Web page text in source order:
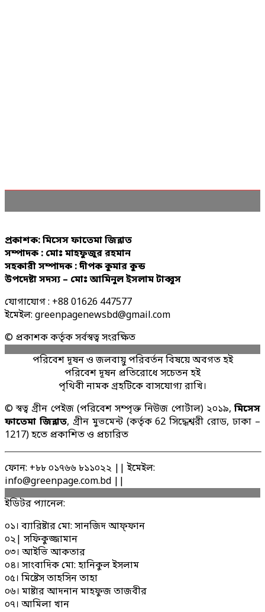
প্রকাশক: মিসেস ফাতেমা জিন্নাত
সম্পাদক : মোঃ মাহফুজুর রহমান
সহকারী সম্পাদক : দীপক কুমার কুন্ড
উপদেষ্টা সদস্য – মোঃ আমিনুল ইসলাম টাব্বুস
যোগাযোগ : +88 01626 447577
ইমেইল: greenpagenewsbd@gmail.com
© প্রকাশক কর্তৃক সর্বস্বত্ব সংরক্ষিত
পরিবেশ দূষন ও জলবায়ু পরিবর্তন বিষয়ে অবগত হই
পরিবেশ দূষন প্রতিরোধে সচেতন হই
পৃথিবী নামক গ্রহটিকে বাসযোগ্য রাখি।
© স্বত্ব গ্রীন পেইজ (পরিবেশ সম্পৃক্ত নিউজ পোর্টাল) ২০১৯, মিসেস
ফাতেমা জিন্নাত, গ্রীন মুভমেন্ট (কর্তৃক 62 সিদ্ধেশ্বরী রোড, ঢাকা –
1217) হতে প্রকাশিত ও প্রচারিত
ফোন: +৮৮ ০১৭৬৬ ৮১১০২২ || ইমেইল:
info@greenpage.com.bd ||
ইডিটর প্যানেল:
০১। ব্যারিষ্টার মো: সানজিদ আফ্ফান
০২| সফিকুজ্জামান
০৩। আইভি আকতার
০৪। সাংবাদিক মো: হানিকুল ইসলাম
০৫। মিষ্টেস তাহসিন তাহা
০৬। মাষ্টার আদনান মাহফুজ তাজবীর
০৭। আমিলা খান